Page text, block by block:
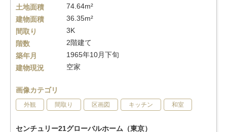
土地面積
74.64m²
建物面積
36.35m²
間取り
3K
階数
2階建て
築年月
1965年10月下旬
建物現況
空家
画像カテゴリ
外観 間取り 区画図 キッチン 和室
センチュリー21グローバルホーム（東京）